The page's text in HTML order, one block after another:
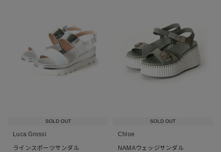
SOLD OUT
Luca Grossi
ラインスポーツサンダル
SOLD OUT
Chloe
NAMAウェッジサンダル